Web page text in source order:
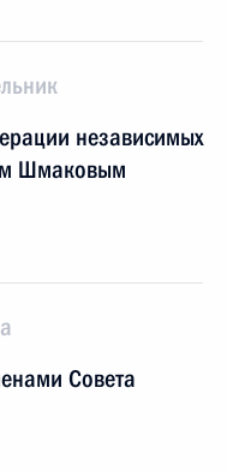
независимых
Шмаковым
Совета